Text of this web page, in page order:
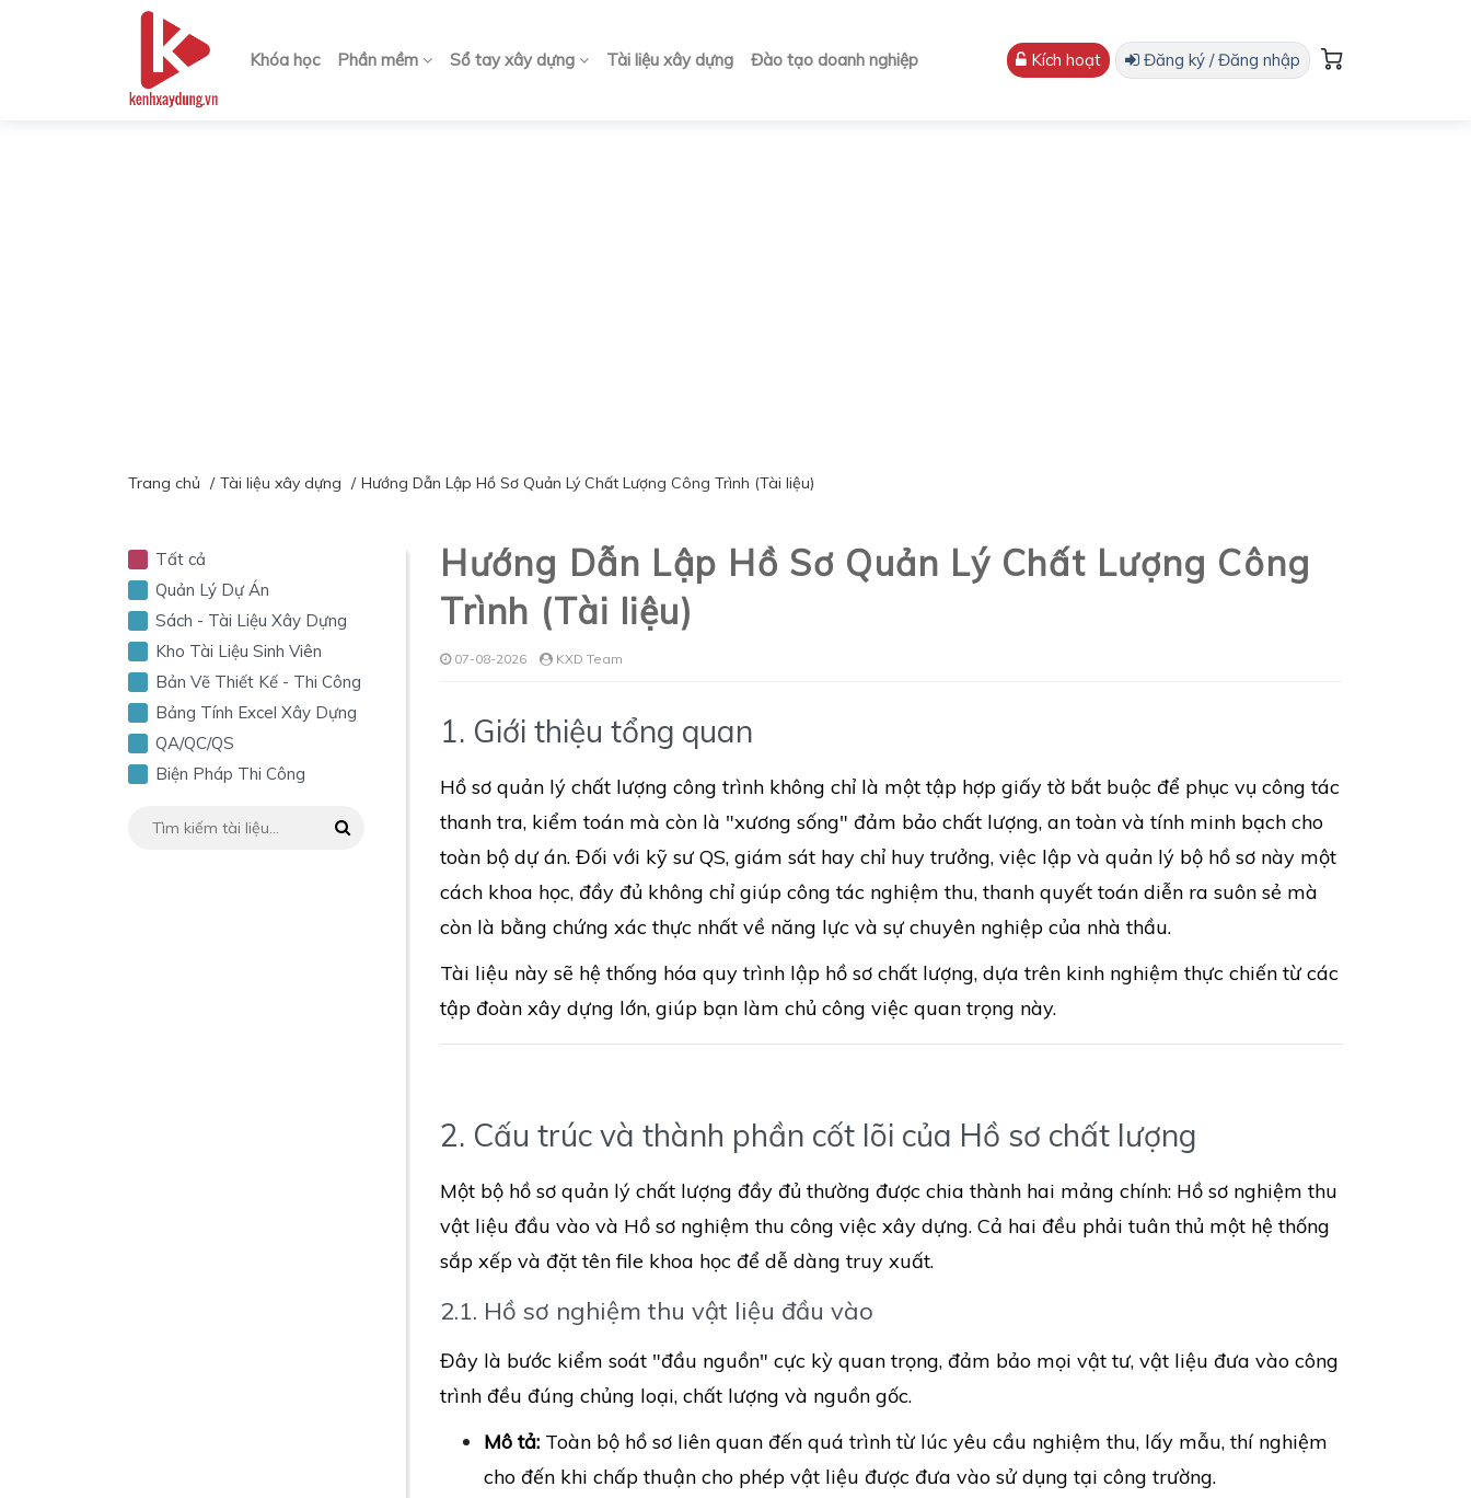
Khóa học Phần mềm Sổ tay xây dựng Tài liệu xây dựng Đào tạo doanh nghiệp Kích hoạt Đăng ký / Đăng nhập
Trang chủ Tài liệu xây dựng Hướng Dẫn Lập Hồ Sơ Quản Lý Chất Lượng Công Trình (Tài liệu)
Tất cả
Quản Lý Dự Án
Sách - Tài Liệu Xây Dựng
Kho Tài Liệu Sinh Viên
Bản Vẽ Thiết Kế - Thi Công
Bảng Tính Excel Xây Dựng
QA/QC/QS
Biện Pháp Thi Công
Hướng Dẫn Lập Hồ Sơ Quản Lý Chất Lượng Công
Trình (Tài liệu)
07-08-2026 KXD Team
1. Giới thiệu tổng quan
Hồ sơ quản lý chất lượng công trình không chỉ là một tập hợp giấy tờ bắt buộc để phục vụ công tác
thanh tra, kiểm toán mà còn là "xương sống" đảm bảo chất lượng, an toàn và tính minh bạch cho
toàn bộ dự án. Đối với kỹ sư QS, giám sát hay chỉ huy trưởng, việc lập và quản lý bộ hồ sơ này một
cách khoa học, đầy đủ không chỉ giúp công tác nghiệm thu, thanh quyết toán diễn ra suôn sẻ mà
còn là bằng chứng xác thực nhất về năng lực và sự chuyên nghiệp của nhà thầu.
Tài liệu này sẽ hệ thống hóa quy trình lập hồ sơ chất lượng, dựa trên kinh nghiệm thực chiến từ các
tập đoàn xây dựng lớn, giúp bạn làm chủ công việc quan trọng này.
2. Cấu trúc và thành phần cốt lõi của Hồ sơ chất lượng
Một bộ hồ sơ quản lý chất lượng đầy đủ thường được chia thành hai mảng chính: Hồ sơ nghiệm thu
vật liệu đầu vào và Hồ sơ nghiệm thu công việc xây dựng. Cả hai đều phải tuân thủ một hệ thống
sắp xếp và đặt tên file khoa học để dễ dàng truy xuất.
2.1. Hồ sơ nghiệm thu vật liệu đầu vào
Đây là bước kiểm soát "đầu nguồn" cực kỳ quan trọng, đảm bảo mọi vật tư, vật liệu đưa vào công
trình đều đúng chủng loại, chất lượng và nguồn gốc.
Mô tả: Toàn bộ hồ sơ liên quan đến quá trình từ lúc yêu cầu nghiệm thu, lấy mẫu, thí nghiệm
cho đến khi chấp thuận cho phép vật liệu được đưa vào sử dụng tại công trường.